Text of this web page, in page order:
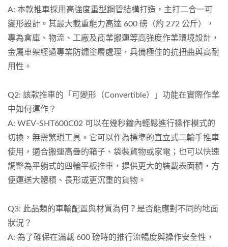
A: 本款推車採用高強度重型鋼管結構打造，主打二合一可
變形設計。其最大載重能力高達 600 磅（約 272 公斤），
專為倉庫、物流、工廠及商業搬運等高強度作業環境設計，
金屬車架經過專業防鏽塗層處理，具備極佳的抗扭曲與高耐
用性。
Q2: 該款推車的「可變形（Convertible）」功能在實際作業
中如何運作？
A: WEV-SHT600C02 可以在幾秒鐘內輕鬆進行操作模式的
切換，無需繁瑣工具。它可以作為標準的直立式二輪手推車
使用，適合搬運高疊的箱子、袋裝貨物或家電；也可以快速
調整為平躺式的四輪平板推車，提供更大的裝載表面積，方
便運送大體積、長形或更沉重的貨物。
Q3: 此品類的車輪配置與材質為何？是否能應對不同的地面
狀況？
A: 為了確保在滿載 600 磅時的推行流暢度與操作安全性，